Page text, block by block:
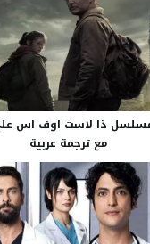
ذا لاست اوف اس
مع ترجمة عربية